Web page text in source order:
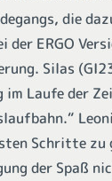
die
ERGO
Silas
Laufe der
Schritte zu
der Spaß